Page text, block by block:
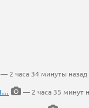
— 2 часа 34 минуты назад
— 2 часа 35 минут